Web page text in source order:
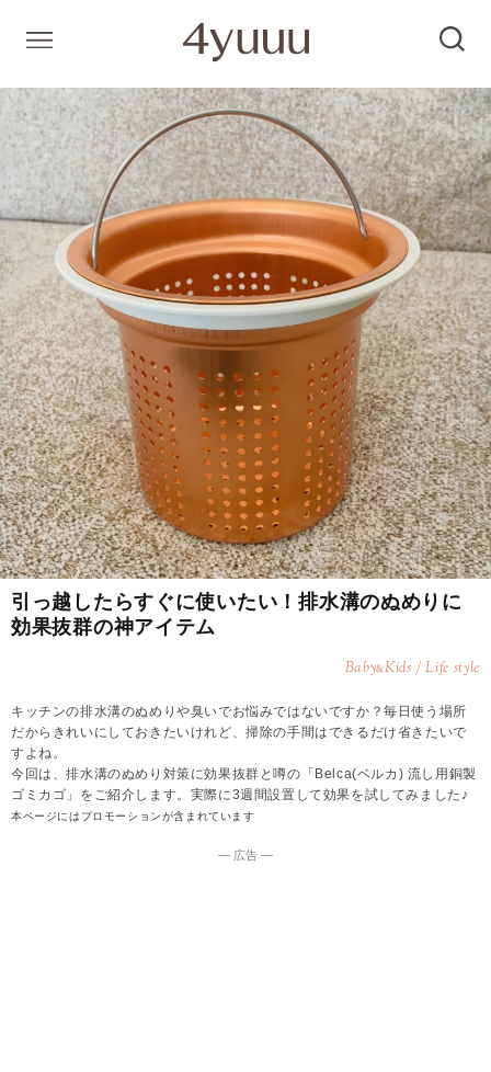
引っ越したらすぐに使いたい！排水溝のぬめりに
効果抜群の神アイテム
Baby&Kids / Life style
キッチンの排水溝のぬめりや臭いでお悩みではないですか？毎日使う場所
だからきれいにしておきたいけれど、掃除の手間はできるだけ省きたいで
すよね。
今回は、排水溝のぬめり対策に効果抜群と噂の「Belca(ベルカ) 流し用銅製
ゴミカゴ」をご紹介します。実際に3週間設置して効果を試してみました♪
本ページにはプロモーションが含まれています
― 広告 ―